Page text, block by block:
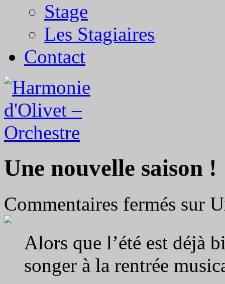
Stage
Les Stagiaires
Contact
Une nouvelle saison !
Commentaires fermés sur
Alors que l’été est déjà
songer à la rentrée